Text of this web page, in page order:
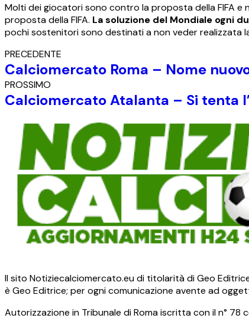
Molti dei giocatori sono contro la proposta della FIFA
proposta della FIFA. La soluzione del Mondiale ogni
pochi sostenitori sono destinati a non veder realizzata
PRECEDENTE
Calciomercato Roma – Nome
PROSSIMO
Calciomercato Atalanta – Si tenta
Il sito Notiziecalciomercato.eu di titolarità di Geo
è Geo Editrice; per ogni comunicazione avente ad
Autorizzazione in Tribunale di Roma iscritta con il n° 78